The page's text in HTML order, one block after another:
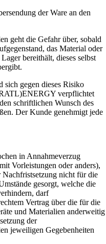
der Ware an den
geht die Gefahr über, sobald
das Material oder
bereithält, dieses selbst
sich gegen dieses Risiko
verpflichtet
schriftlichen Wunsch des
Der Kunde genehmigt jede
in Annahmeverzug
Vorleistungen oder anders),
Nachfristsetzung nicht für die
gesorgt, welche die
darf
Vertrag über die für die
und Materialien anderweitig
der
jeweiligen Gegebenheiten